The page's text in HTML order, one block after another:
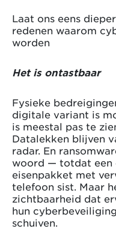
Laat ons eens
redenen waarom
worden
Het is ontastbaar
Fysieke
digitale variant is
is meestal pas te
Datalekken blijven
radar. En
woord — totdat een
eisenpakket met
telefoon sist. Maar
zichtbaarheid dat
hun
schuiven.